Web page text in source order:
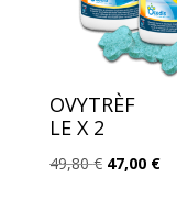
OVYTRÈF
LE X 2
49,80€ Le
47,00 €Le